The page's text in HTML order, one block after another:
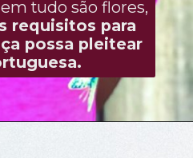
tudo são flores,
requisitos para
possa pleitear